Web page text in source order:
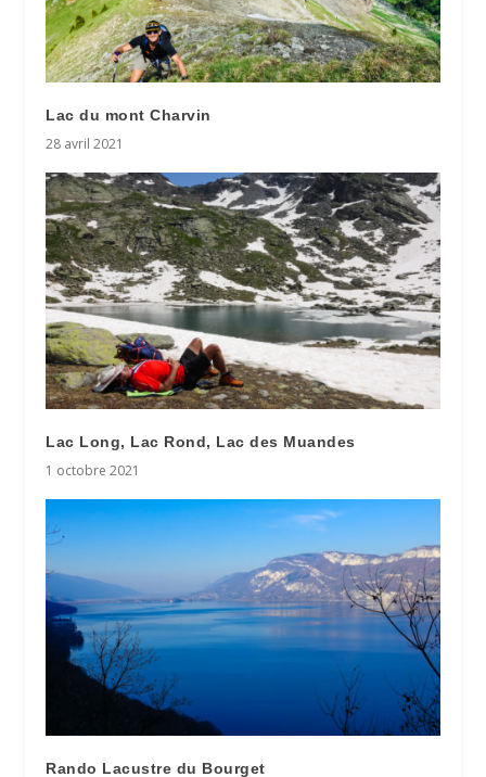
Lac du mont Charvin
28 avril 2021
Lac Long, Lac Rond, Lac des Muandes
1 octobre 2021
Rando Lacustre du Bourget